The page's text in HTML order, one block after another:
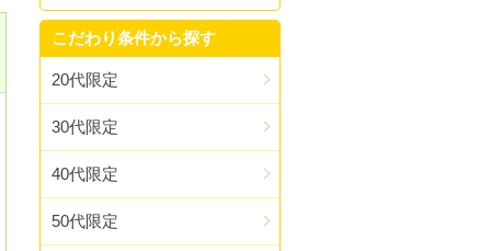
こだわり条件から探す
20代限定
30代限定
40代限定
50代限定